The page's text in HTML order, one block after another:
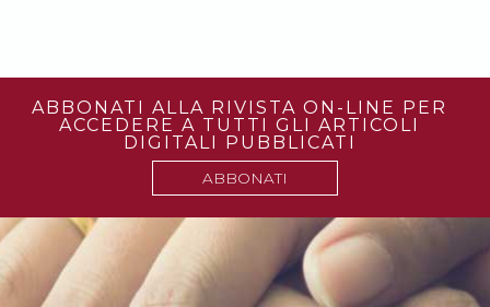
ABBONATI ALLA RIVISTA ON-LINE PER
ACCEDERE A TUTTI GLI ARTICOLI
DIGITALI PUBBLICATI
ABBONATI